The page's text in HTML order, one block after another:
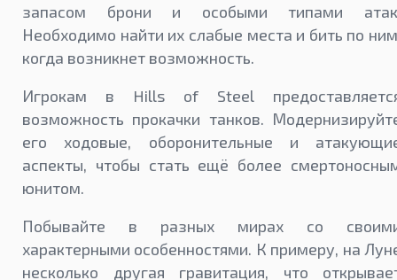
запасом брони и особыми типами
Необходимо найти их слабые места и бить по
когда возникнет возможность.
Игрокам в Hills of Steel
возможность прокачки танков.
его ходовые, оборонительные и
аспекты, чтобы стать ещё более
юнитом.
Побывайте в разных мирах со
характерными особенностями. К примеру, на
несколько другая гравитация, что